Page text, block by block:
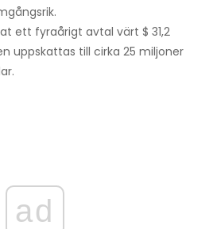
ett fyraårigt avtal värt $ 31,2
uppskattas till cirka 25 miljoner
ad